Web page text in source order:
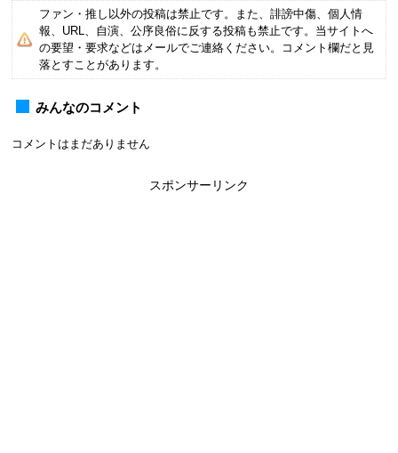
ファン・推し以外の投稿は禁止です。また、誹謗中傷、個人情
報、URL、自演、公序良俗に反する投稿も禁止です。当サイトへ
の要望・要求などはメールでご連絡ください。コメント欄だと見
落とすことがあります。
みんなのコメント
コメントはまだありません
スポンサーリンク